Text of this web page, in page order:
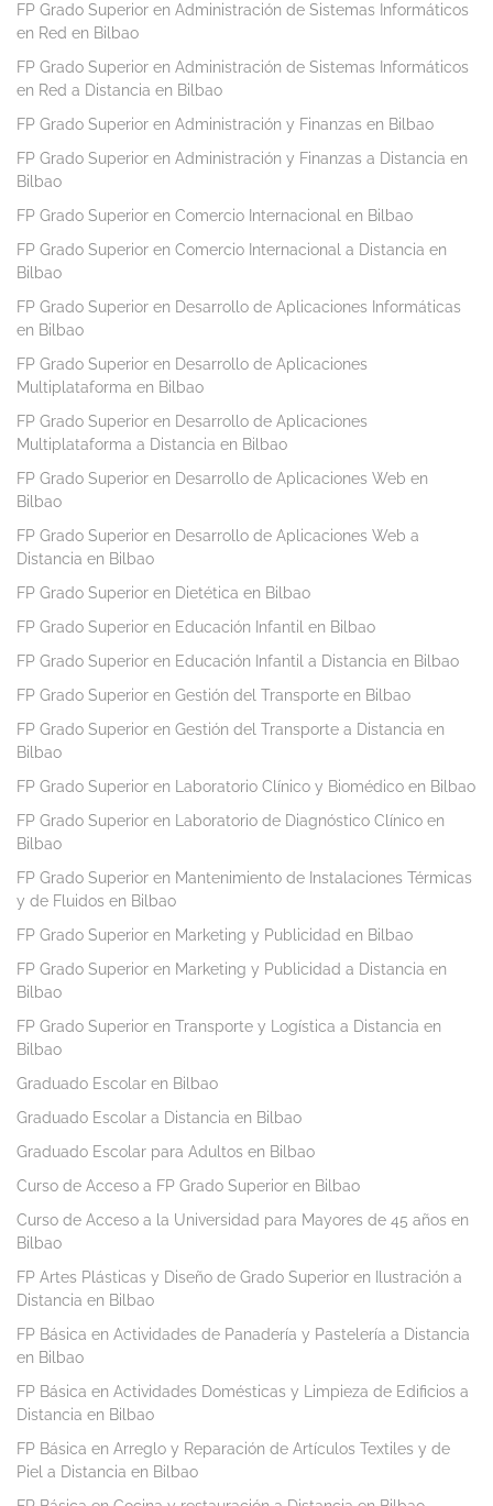
FP Grado Superior en Administración de Sistemas Informáticos
en Red en Bilbao
FP Grado Superior en Administración de Sistemas Informáticos
en Red a Distancia en Bilbao
FP Grado Superior en Administración y Finanzas en Bilbao
FP Grado Superior en Administración y Finanzas a Distancia en
Bilbao
FP Grado Superior en Comercio Internacional en Bilbao
FP Grado Superior en Comercio Internacional a Distancia en
Bilbao
FP Grado Superior en Desarrollo de Aplicaciones Informáticas
en Bilbao
FP Grado Superior en Desarrollo de Aplicaciones
Multiplataforma en Bilbao
FP Grado Superior en Desarrollo de Aplicaciones
Multiplataforma a Distancia en Bilbao
FP Grado Superior en Desarrollo de Aplicaciones Web en
Bilbao
FP Grado Superior en Desarrollo de Aplicaciones Web a
Distancia en Bilbao
FP Grado Superior en Dietética en Bilbao
FP Grado Superior en Educación Infantil en Bilbao
FP Grado Superior en Educación Infantil a Distancia en Bilbao
FP Grado Superior en Gestión del Transporte en Bilbao
FP Grado Superior en Gestión del Transporte a Distancia en
Bilbao
FP Grado Superior en Laboratorio Clínico y Biomédico en Bilbao
FP Grado Superior en Laboratorio de Diagnóstico Clínico en
Bilbao
FP Grado Superior en Mantenimiento de Instalaciones Térmicas
y de Fluidos en Bilbao
FP Grado Superior en Marketing y Publicidad en Bilbao
FP Grado Superior en Marketing y Publicidad a Distancia en
Bilbao
FP Grado Superior en Transporte y Logística a Distancia en
Bilbao
Graduado Escolar en Bilbao
Graduado Escolar a Distancia en Bilbao
Graduado Escolar para Adultos en Bilbao
Curso de Acceso a FP Grado Superior en Bilbao
Curso de Acceso a la Universidad para Mayores de 45 años en
Bilbao
FP Artes Plásticas y Diseño de Grado Superior en Ilustración a
Distancia en Bilbao
FP Básica en Actividades de Panadería y Pastelería a Distancia
en Bilbao
FP Básica en Actividades Domésticas y Limpieza de Edificios a
Distancia en Bilbao
FP Básica en Arreglo y Reparación de Artículos Textiles y de
Piel a Distancia en Bilbao